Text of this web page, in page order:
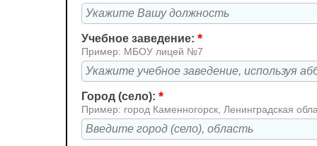
Учебное заведение: *
Пример: МБОУ лицей №7
Город (село): *
Пример: город Каменногорск, Ленинградская